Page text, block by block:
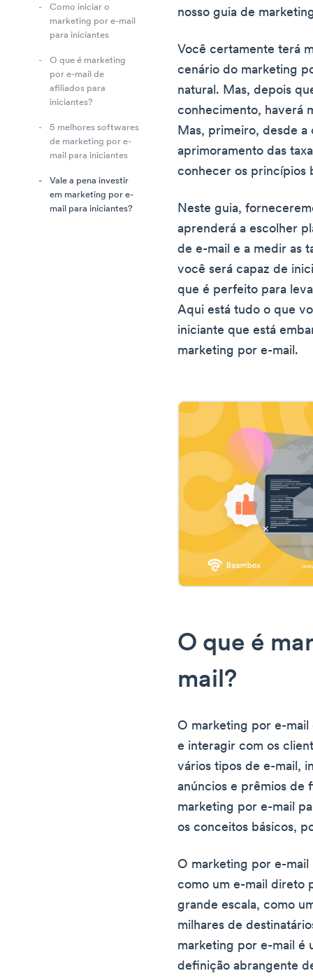
Como iniciar o
marketing por e-mail
para iniciantes
O que é marketing
por e-mail de
afiliados para
iniciantes?
5 melhores softwares
de marketing por e-
mail para iniciantes
Vale a pena investir
em marketing por e-
mail para iniciantes?
nosso guia de
Você certamente terá
cenário do marketing
natural. Mas, depois
conhecimento, haverá
Mas, primeiro, desde a
aprimoramento das
conhecer os princípios
Neste guia,
aprenderá a escolher
de e-mail e a medir as
você será capaz de
que é perfeito para
Aqui está tudo o que
iniciante que está
marketing por e-mail.
O que é
mail?
O marketing por e-
e interagir com os
vários tipos de e-mail,
anúncios e prêmios de
marketing por e-mail
os conceitos básicos,
O marketing por e-mail
como um e-mail direto
grande escala, como
milhares de
marketing por e-mail é
definição abrangente